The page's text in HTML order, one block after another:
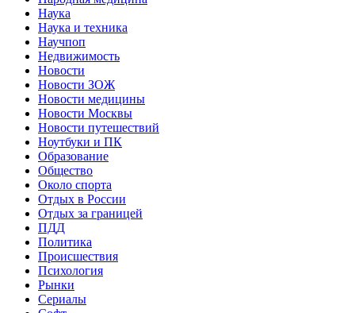
Наука
Наука и техника
Научпоп
Недвижимость
Новости
Новости ЗОЖ
Новости медицины
Новости Москвы
Новости путешествий
Ноутбуки и ПК
Образование
Общество
Около спорта
Отдых в России
Отдых за границей
ПДД
Политика
Происшествия
Психология
Рынки
Сериалы